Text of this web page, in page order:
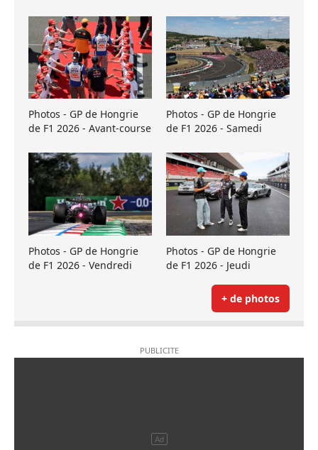
Photos - GP de Hongrie
de F1 2026 - Avant-course
Photos - GP de Hongrie
de F1 2026 - Samedi
Photos - GP de Hongrie
de F1 2026 - Vendredi
Photos - GP de Hongrie
de F1 2026 - Jeudi
+ de photos